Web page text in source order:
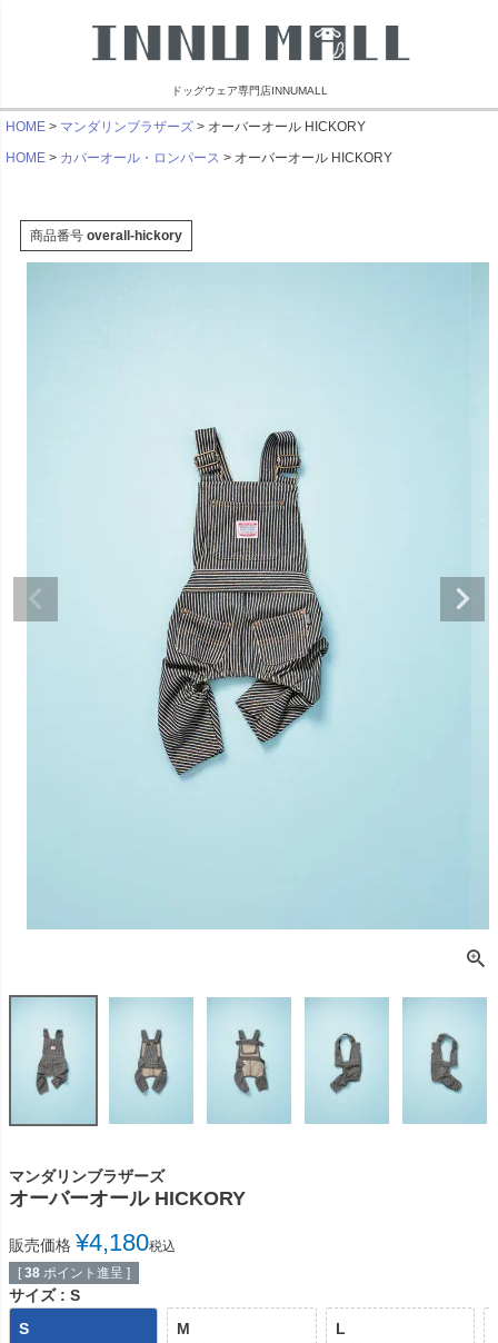
ドッグウェア専門店INNUMALL
HOME マンダリンブラザーズ
オーバーオール HICKORY
HOME
カバーオール・ロンパース オーバーオール HICKORY
を見る
ビーチェホリック
スーパーベー君 クー
ルプラスタンクトッ
¥3,025税込
詳細を見る
ライフライク
寝そべりアニマルト
レーナー ゼブラ
販売価格
〜
詳細を見る
〜
詳細を
商品番号 overall-hickory
マンダリンブラザーズ
オーバーオール HICKORY
販売価格 ¥4,180税込
[ 38 ポイント進呈 ]
サイズ
S
S
M L